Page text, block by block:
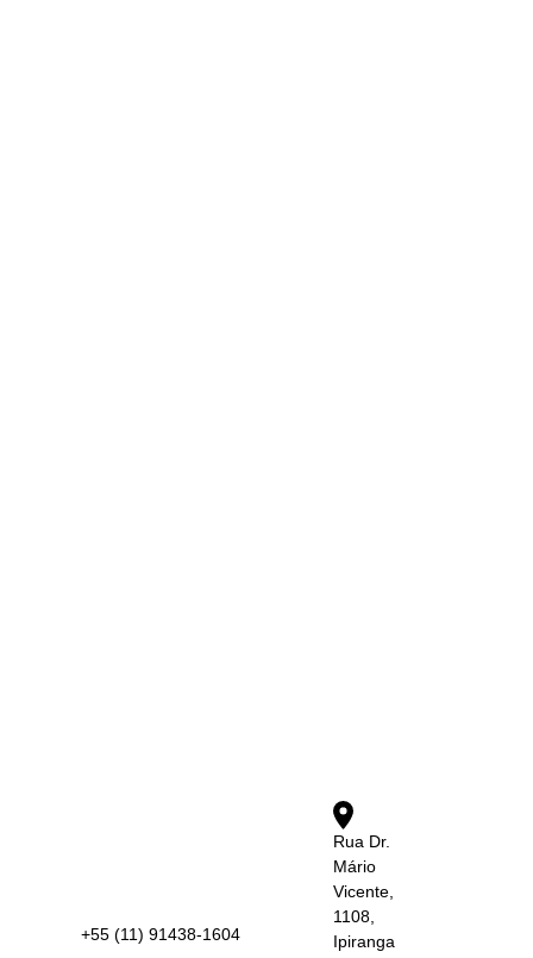
+55 (11) 91438-1604
Rua Dr.
Mário
Vicente,
1108,
Ipiranga